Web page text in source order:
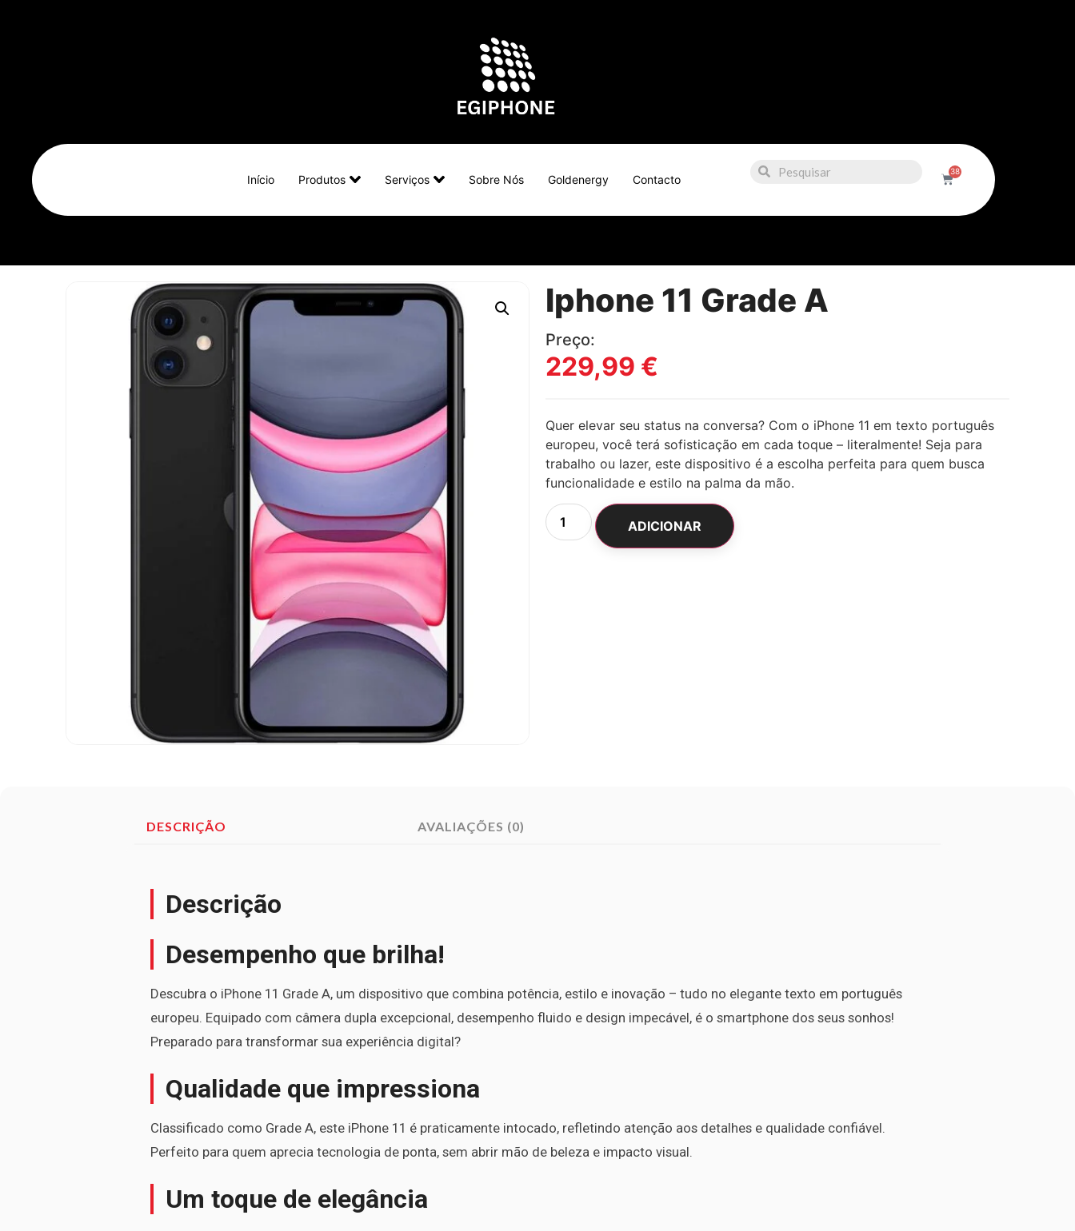
Início Produtos Serviços Sobre Nós Goldenergy Contacto
38
Iphone 11 Grade A
Preço:
229,99 €
Quer elevar seu status na conversa? Com o iPhone 11 em texto português
europeu, você terá sofisticação em cada toque – literalmente! Seja para
trabalho ou lazer, este dispositivo é a escolha perfeita para quem busca
funcionalidade e estilo na palma da mão.
ADICIONAR
DESCRIÇÃO AVALIAÇÕES (0)
Descrição
Desempenho que brilha!
Descubra o iPhone 11 Grade A, um dispositivo que combina potência, estilo e inovação – tudo no elegante texto em português
europeu. Equipado com câmera dupla excepcional, desempenho fluido e design impecável, é o smartphone dos seus sonhos!
Preparado para transformar sua experiência digital?
Qualidade que impressiona
Classificado como Grade A, este iPhone 11 é praticamente intocado, refletindo atenção aos detalhes e qualidade confiável.
Perfeito para quem aprecia tecnologia de ponta, sem abrir mão de beleza e impacto visual.
Um toque de elegância